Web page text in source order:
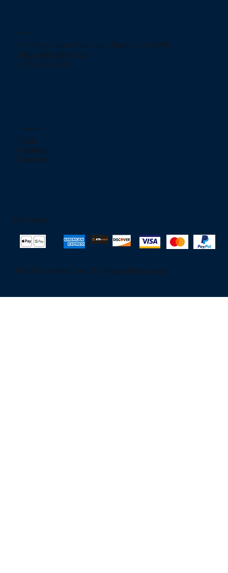
Contact
754 Murgia Street San Juan, Puerto Rico 00909.
jjelectronicpr@aol.com
+(787) 233-2166
Social networks
TikTok
Instagram
Facebook
Pay Safely
© 2025 to Jjeelectronic. By OktapodProductions